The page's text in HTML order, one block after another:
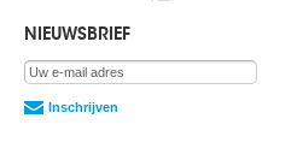
NIEUWSBRIEF
Inschrijven